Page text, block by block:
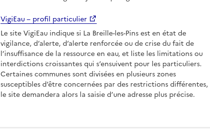
VigiEau – profil particulier
Le site VigiEau indique si La Breille-les-Pins est en état de
vigilance, d’alerte, d’alerte renforcée ou de crise du fait de
l’insuffisance de la ressource en eau, et liste les limitations ou
interdictions croissantes qui s’ensuivent pour les particuliers.
Certaines communes sont divisées en plusieurs zones
susceptibles d’être concernées par des restrictions différentes,
le site demandera alors la saisie d’une adresse plus précise.